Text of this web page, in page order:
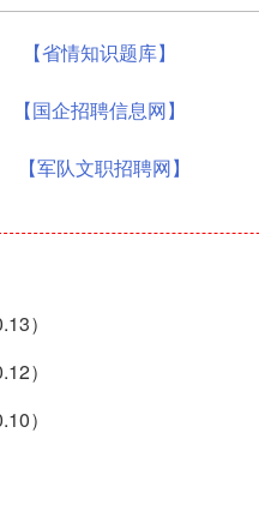
【省情知识题库】
【国企招聘信息网】
【军队文职招聘网】
）
）
）